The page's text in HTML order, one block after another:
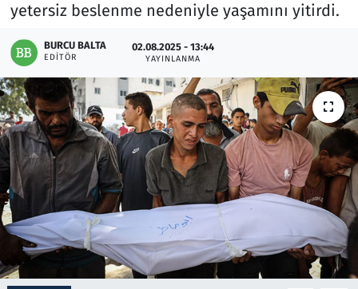
yetersiz beslenme nedeniyle yaşamını yitirdi.
BURCU BALTA
EDITÖR
02.08.2025 - 13:44
YAYINLANMA
Oyun
Ramazan
Resmi İlanlar
Rüya Tabirleri